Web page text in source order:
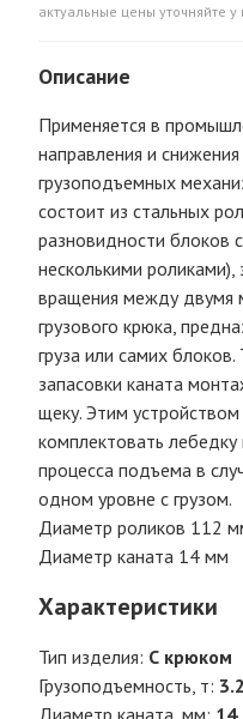
актуальные цены уточняйте
Описание
Применяется в
направления и снижения
грузоподъемных
состоит из стальных
разновидности блоков
несколькими роликами),
вращения между двумя
грузового крюка,
груза или самих
запасовки каната
щеку. Этим
комплектовать
процесса подъема в
одном уровне с грузом.
Диаметр роликов 112
Диаметр каната 14 мм
Характеристики
Тип изделия: С крюком
Грузоподъемность, т: 3.2
Диаметр каната, мм: 14